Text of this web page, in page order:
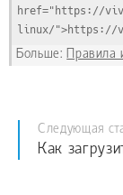
href="https://
linux/">https://
Больше:Правила
Следующая
Как